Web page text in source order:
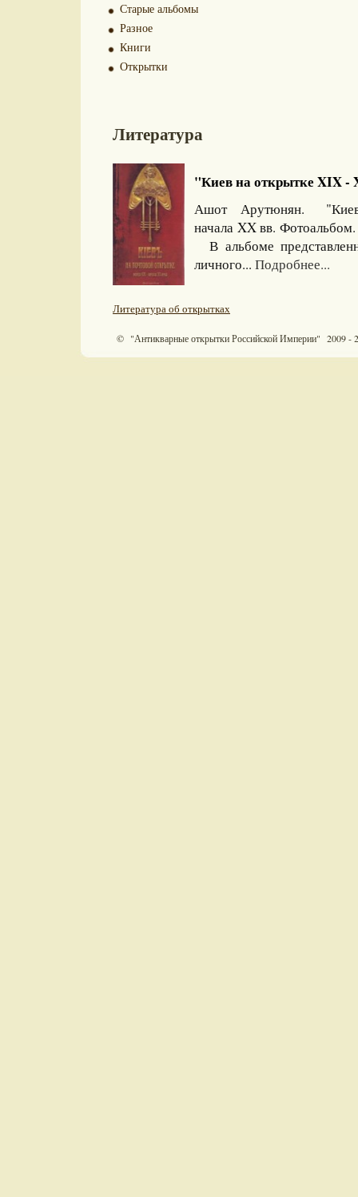
Старые альбомы
Разное
Книги
Открытки
Литература
"Киев на открытке XIX -
Ашот Арутюнян. "Киев
начала XX вв.
В альбоме
личного... Подробнее...
Литература об открытках
© "Антикварные открытки Российской Империи" 2009 -